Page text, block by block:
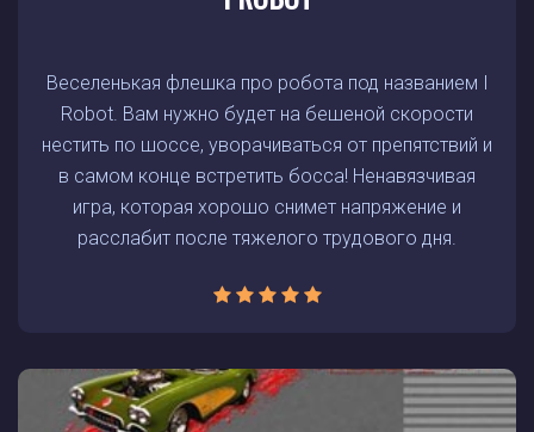
Веселенькая флешка про робота под названием I
Robot. Вам нужно будет на бешеной скорости
нестить по шоссе, уворачиваться от препятствий и
в самом конце встретить босса! Ненавязчивая
игра, которая хорошо снимет напряжение и
расслабит после тяжелого трудового дня.